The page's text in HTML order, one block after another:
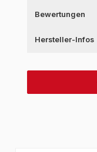
Bewertungen
Hersteller-Infos